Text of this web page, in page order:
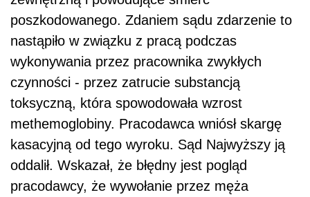
poszkodowanego. Zdaniem sądu zdarzenie to
nastąpiło w związku z pracą podczas
wykonywania przez pracownika zwykłych
czynności - przez zatrucie substancją
toksyczną, która spowodowała wzrost
methemoglobiny. Pracodawca wniósł skargę
kasacyjną od tego wyroku. Sąd Najwyższy ją
oddalił. Wskazał, że błędny jest pogląd
pracodawcy, że wywołanie przez męża